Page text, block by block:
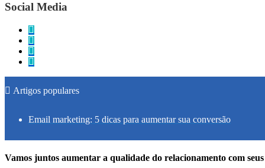
Social Media
Artigos populares
Email marketing: 5 dicas para aumentar sua conversão
Vamos juntos aumentar a qualidade do relacionamento com seus